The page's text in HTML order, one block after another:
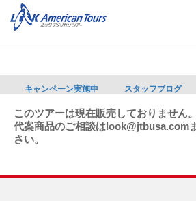
キャンペーン実施中 スタッフブログ
このツアーは現在販売しておりません。
代案商品のご相談はlook@jtbusa.com
さい。